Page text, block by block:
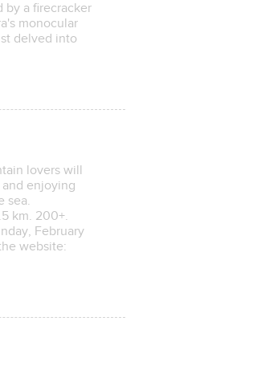
by a firecracker
monocular
delved into
lovers will
enjoying
sea.
km. 200+.
February
website: